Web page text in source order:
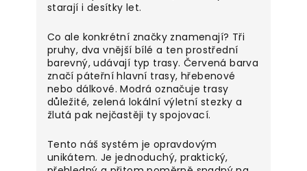
starají i desítky let.
Co ale konkrétní značky znamenají? Tři
pruhy, dva vnější bílé a ten prostřední
barevný, udávají typ trasy. Červená barva
značí páteřní hlavní trasy, hřebenové
nebo dálkové. Modrá označuje trasy
důležité, zelená lokální výletní stezky a
žlutá pak nejčastěji ty spojovací.
Tento náš systém je opravdovým
unikátem. Je jednoduchý, praktický,